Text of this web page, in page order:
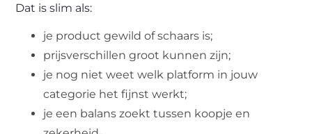
Dat is slim als:
je product gewild of schaars is;
prijsverschillen groot kunnen zijn;
je nog niet weet welk platform in jouw
categorie het fijnst werkt;
je een balans zoekt tussen koopje en